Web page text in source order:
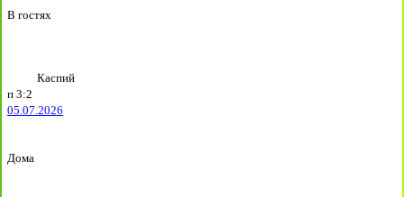
В гостях
Каспий
п 3:2
05.07.2026
Дома